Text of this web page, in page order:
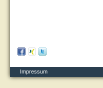
Impressum